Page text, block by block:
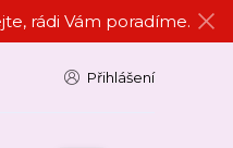
rádi Vám poradíme.
Přihlášení